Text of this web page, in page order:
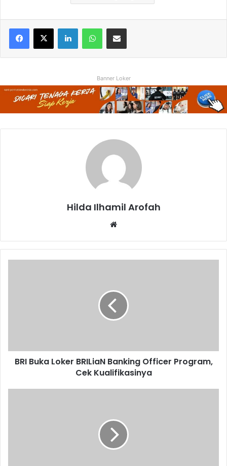
Facebook
X LinkedInWhatsAppShare via Email
Banner Loker
Hilda Ilhamil Arofah
Kualifikasinya
BRI Buka Loker BRILiaN Banking Officer Program,
Cek Kualifikasinya